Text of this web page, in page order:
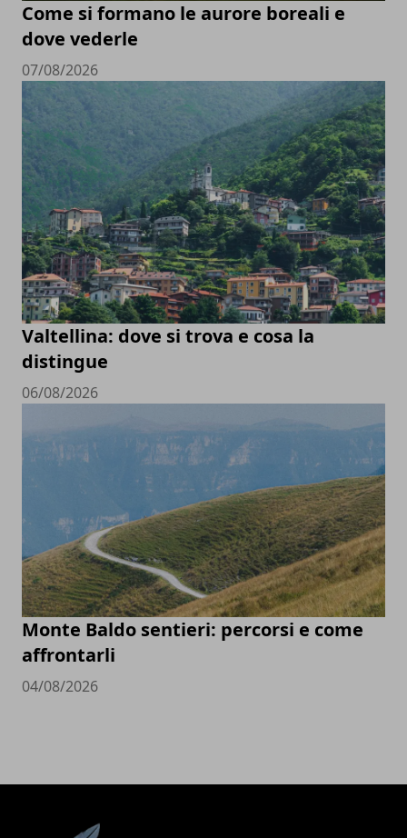
Come si formano le aurore boreali e
dove vederle
07/08/2026
Valtellina: dove si trova e cosa la
distingue
06/08/2026
Monte Baldo sentieri: percorsi e come
affrontarli
04/08/2026